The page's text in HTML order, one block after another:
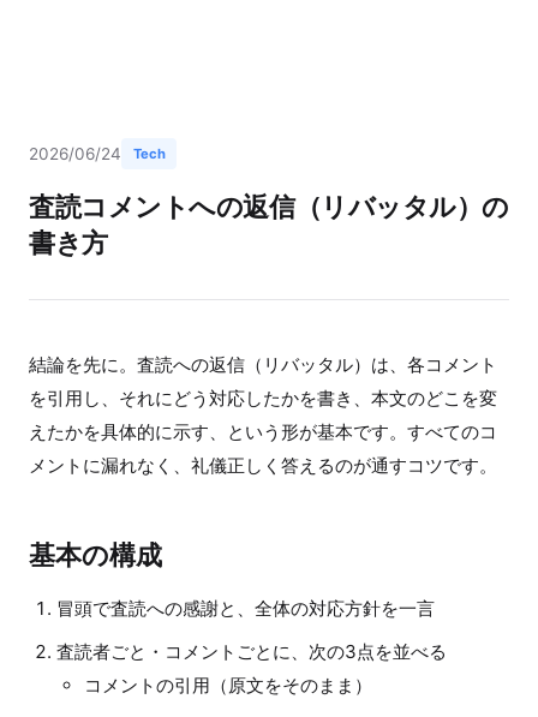
2026/06/24 Tech
査読コメントへの返信（リバッタル）の
書き方
結論を先に。査読への返信（リバッタル）は、各コメント
を引用し、それにどう対応したかを書き、本文のどこを変
えたかを具体的に示す、という形が基本です。すべてのコ
メントに漏れなく、礼儀正しく答えるのが通すコツです。
基本の構成
冒頭で査読への感謝と、全体の対応方針を一言
査読者ごと・コメントごとに、次の3点を並べる
コメントの引用（原文をそのまま）